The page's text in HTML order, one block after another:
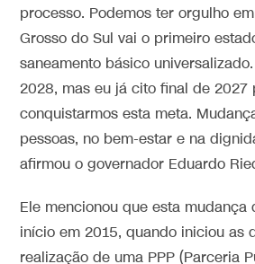
processo. Podemos ter orgulho
Grosso do Sul vai o primeiro
saneamento básico
2028, mas eu já cito final de 2027
conquistarmos esta meta.
pessoas, no bem-estar e na
afirmou o governador Eduardo
Ele mencionou que esta mudança
início em 2015, quando iniciou as
realização de uma PPP (Parceria